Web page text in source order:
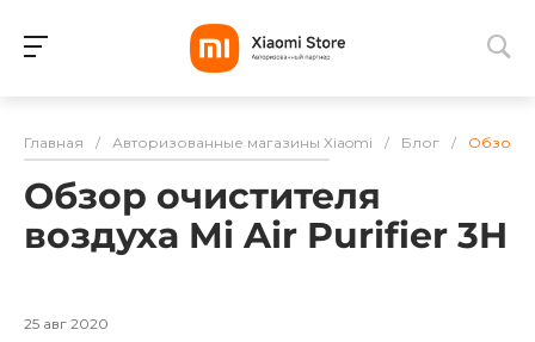
Разбейте
оплатуна части
Главная / Авторизованные магазины Xiaomi / Блог / Обзор
Обзор очистителя
воздуха Mi Air Purifier 3H
25 авг 2020